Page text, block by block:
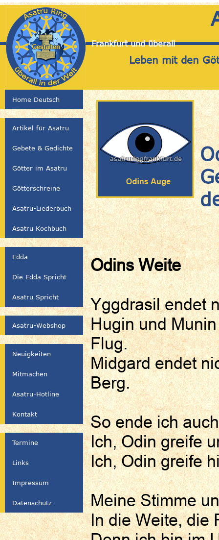
Frankfurt und überall
Leben mit den
Odins Weite
Yggdrasil endet
Hugin und
Flug.
Midgard endet
Berg.
So ende ich
Ich, Odin greife
Ich, Odin greife
Meine Stimme
In die Weite, die
Home Deutsch
Artikel für Asatru
Gebete & Gedichte
Götter im Asatru
Götterschreine
Asatru-Liederbuch
Asatru Kochbuch
Edda
Die Edda Spricht
Asatru Spricht
Asatru-Webshop
Neuigkeiten
Mitmachen
Asatru-Hotline
Kontakt
Termine
Links
Impressum
Datenschutz